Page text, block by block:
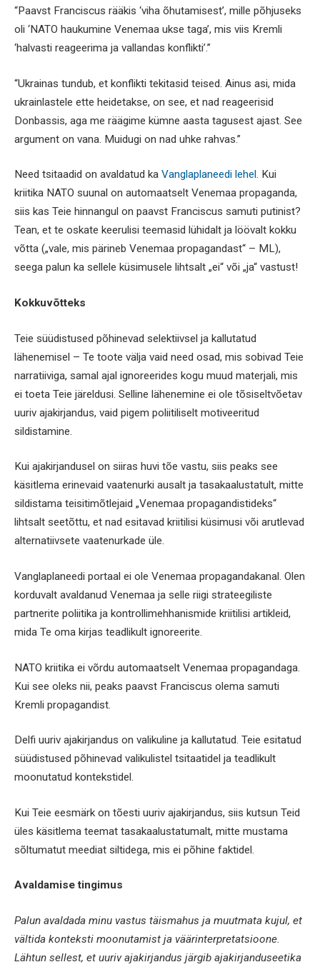
“Paavst Franciscus rääkis ‘viha õhutamisest’, mille põhjuseks
oli ‘NATO haukumine Venemaa ukse taga’, mis viis Kremli
‘halvasti reageerima ja vallandas konflikti’.”
“Ukrainas tundub, et konflikti tekitasid teised. Ainus asi, mida
ukrainlastele ette heidetakse, on see, et nad reageerisid
Donbassis, aga me räägime kümne aasta tagusest ajast. See
argument on vana. Muidugi on nad uhke rahvas.”
Need tsitaadid on avaldatud ka Vanglaplaneedi lehel . Kui
kriitika NATO suunal on automaatselt Venemaa propaganda,
siis kas Teie hinnangul on paavst Franciscus samuti putinist?
Tean, et te oskate keerulisi teemasid lühidalt ja löövalt kokku
võtta („vale, mis pärineb Venemaa propagandast“ – ML),
seega palun ka sellele küsimusele lihtsalt „ei“ või „ja“ vastust!
Kokkuvõtteks
Teie süüdistused põhinevad selektiivsel ja kallutatud
lähenemisel – Te toote välja vaid need osad, mis sobivad Teie
narratiiviga, samal ajal ignoreerides kogu muud materjali, mis
ei toeta Teie järeldusi. Selline lähenemine ei ole tõsiseltvõetav
uuriv ajakirjandus, vaid pigem poliitiliselt motiveeritud
sildistamine.
Kui ajakirjandusel on siiras huvi tõe vastu, siis peaks see
käsitlema erinevaid vaatenurki ausalt ja tasakaalustatult, mitte
sildistama teisitimõtlejaid „Venemaa propagandistideks“
lihtsalt seetõttu, et nad esitavad kriitilisi küsimusi või arutlevad
alternatiivsete vaatenurkade üle.
Vanglaplaneedi portaal ei ole Venemaa propagandakanal. Olen
korduvalt avaldanud Venemaa ja selle riigi strateegiliste
partnerite poliitika ja kontrollimehhanismide kriitilisi artikleid,
mida Te oma kirjas teadlikult ignoreerite.
NATO kriitika ei võrdu automaatselt Venemaa propagandaga.
Kui see oleks nii, peaks paavst Franciscus olema samuti
Kremli propagandist.
Delfi uuriv ajakirjandus on valikuline ja kallutatud. Teie esitatud
süüdistused põhinevad valikulistel tsitaatidel ja teadlikult
moonutatud kontekstidel.
Kui Teie eesmärk on tõesti uuriv ajakirjandus, siis kutsun Teid
üles käsitlema teemat tasakaalustatumalt, mitte mustama
sõltumatut meediat siltidega, mis ei põhine faktidel.
Avaldamise tingimus
Palun avaldada minu vastus täismahus ja muutmata kujul, et
vältida konteksti moonutamist ja väärinterpretatsioone.
Lähtun sellest, et uuriv ajakirjandus järgib ajakirjanduseetika